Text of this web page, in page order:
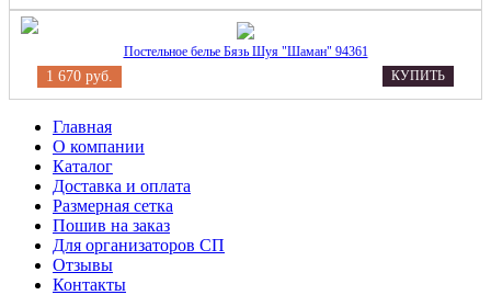
Постельное белье Бязь Шуя "Шаман" 94361
1 670 руб. КУПИТЬ
Главная
О компании
Каталог
Доставка и оплата
Размерная сетка
Пошив на заказ
Для организаторов СП
Отзывы
Контакты